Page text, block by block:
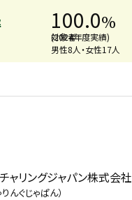
100.0%
対象者
男性8人・女性17人
(2024年度実績)
ャリングジャパン株式会社
んぐじゃぱん）